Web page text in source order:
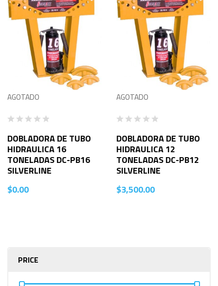
PRICE
AGOTADO
DOBLADORA DE TUBO
HIDRAULICA 16
TONELADAS DC-PB16
SILVERLINE
$0.00
AGOTADO
DOBLADORA DE TUBO
HIDRAULICA 12
TONELADAS DC-PB12
SILVERLINE
$3,500.00